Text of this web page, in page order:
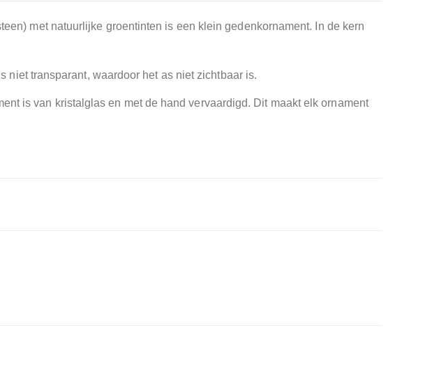
met natuurlijke groentinten is een klein gedenkornament. In de kern
niet transparant, waardoor het as niet zichtbaar is.
is van kristalglas en met de hand vervaardigd. Dit maakt elk ornament